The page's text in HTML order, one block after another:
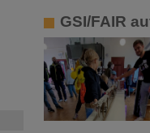
GSI/FAIR